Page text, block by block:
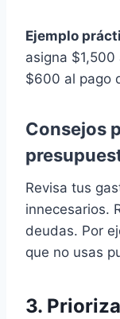
Ejemplo
asigna
$600 al pago
Consejos
Revisa tus
innecesarios.
deudas. Por
que no usas
3.